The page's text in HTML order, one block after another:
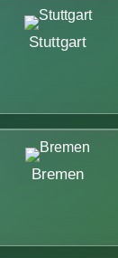
Stuttgart
Bremen